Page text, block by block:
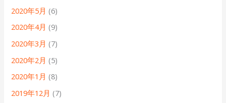
2020年5月 (6)
2020年4月 (9)
2020年3月 (7)
2020年2月 (5)
2020年1月 (8)
2019年12月 (7)